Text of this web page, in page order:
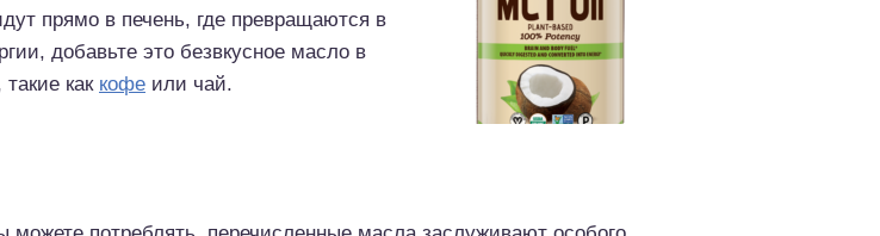
прямо в печень, где превращаются в
добавьте это безвкусное масло в
как кофе или чай.